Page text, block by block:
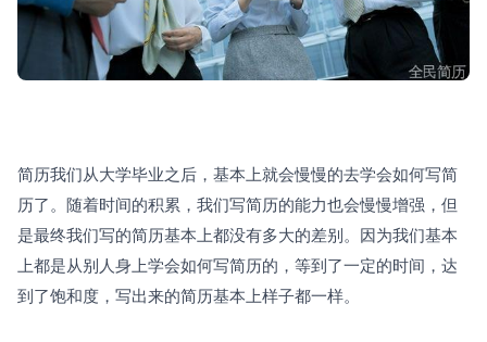
简历我们从大学毕业之后，基本上就会慢慢的去学会如何写简
历了。随着时间的积累，我们写简历的能力也会慢慢增强，但
是最终我们写的简历基本上都没有多大的差别。因为我们基本
上都是从别人身上学会如何写简历的，等到了一定的时间，达
到了饱和度，写出来的简历基本上样子都一样。